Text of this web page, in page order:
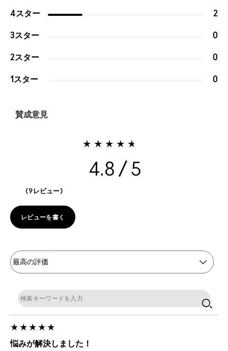
4スター 2
3スター 0
2スター 0
1スター 0
賛成意見
4.8
9レビュー
レビューを書く
悩みが解決しました！